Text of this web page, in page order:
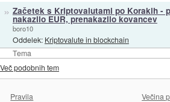
Tema
» Začetek s Kriptovalutami po Korakih -
nakazilo EUR, prenakazilo kovancev
boro10
Oddelek: Kriptovalute in blockchain
Več podobnih tem
Pravila Večina